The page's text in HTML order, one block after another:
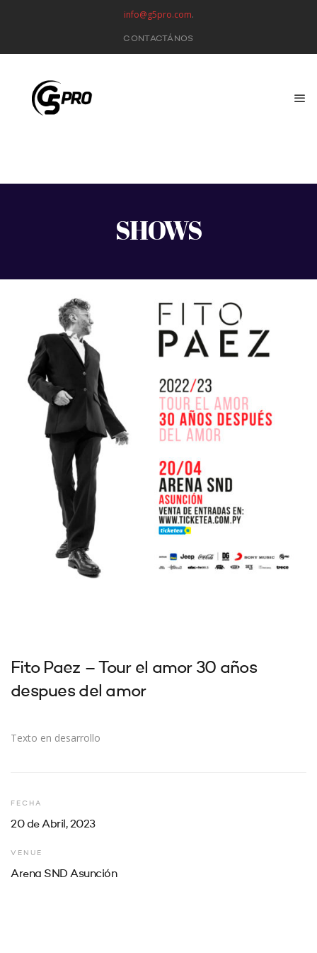
info@g5pro.com.
CONTACTÁNOS
SHOWS
Fito Paez – Tour el amor 30 años
despues del amor
Texto en desarrollo
FECHA
20 de Abril, 2023
VENUE
Arena SND Asunción